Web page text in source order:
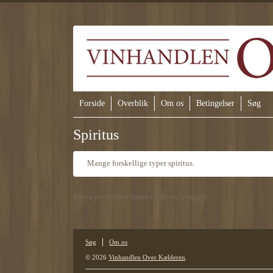
Forside Overblik Om os Betingelser Søg
Spiritus
Mange forskellige typer spiritus.
Ingen produkter fundet i denne gruppe:
Søg Om os
© 2026 Vinhandlen Over Kælderen